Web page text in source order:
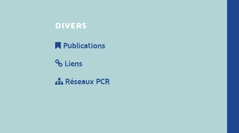
DIVERS
Publications
Liens
Réseaux PCR